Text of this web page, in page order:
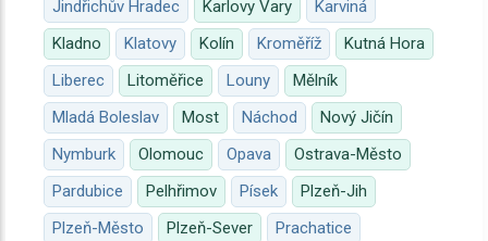
Jindřichův Hradec
Karlovy Vary
Karviná
Kladno
Klatovy Kolín Kroměříž
Kutná Hora
Liberec
Litoměřice Louny
Mělník
Mladá Boleslav
Most Náchod
Nový Jičín
Nymburk
Olomouc Opava
Ostrava-Město
Pardubice
Pelhřimov Písek
Plzeň-Jih
Plzeň-Město
Plzeň-Sever
Prachatice